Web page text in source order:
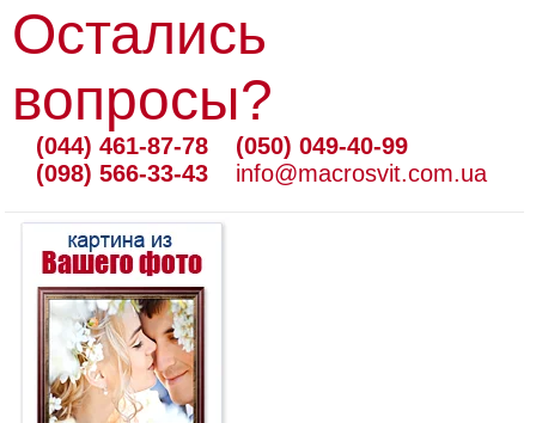
Остались
вопросы?
(044) 461-87-78
(098) 566-33-43
(050) 049-40-99
info@macrosvit.com.ua